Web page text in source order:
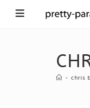
- chris